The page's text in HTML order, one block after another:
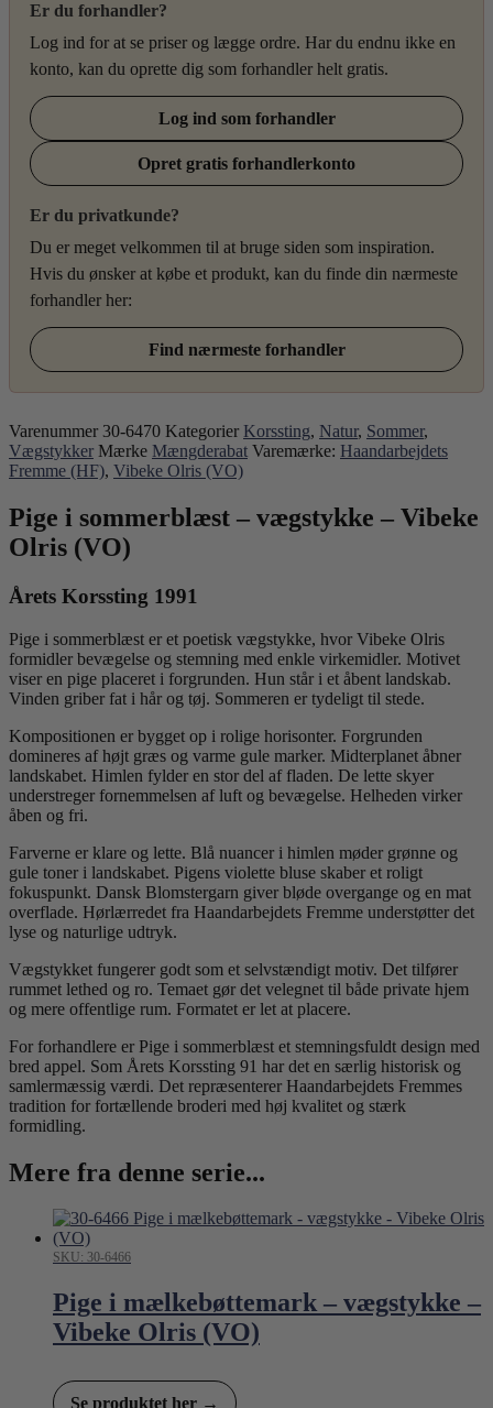
Er du forhandler?
Log ind for at se priser og lægge ordre. Har du endnu ikke en
konto, kan du oprette dig som forhandler helt gratis.
Log ind som forhandler
Opret gratis forhandlerkonto
Er du privatkunde?
Du er meget velkommen til at bruge siden som inspiration.
Hvis du ønsker at købe et produkt, kan du finde din nærmeste
forhandler her:
Find nærmeste forhandler
Varenummer 30-6470 Kategorier Korssting, Natur, Sommer,
Vægstykker Mærke Mængderabat Varemærke: Haandarbejdets
Fremme (HF), Vibeke Olris (VO)
Pige i sommerblæst – vægstykke – Vibeke
Olris (VO)
Årets Korssting 1991
Pige i sommerblæst er et poetisk vægstykke, hvor Vibeke Olris
formidler bevægelse og stemning med enkle virkemidler. Motivet
viser en pige placeret i forgrunden. Hun står i et åbent landskab.
Vinden griber fat i hår og tøj. Sommeren er tydeligt til stede.
Kompositionen er bygget op i rolige horisonter. Forgrunden
domineres af højt græs og varme gule marker. Midterplanet åbner
landskabet. Himlen fylder en stor del af fladen. De lette skyer
understreger fornemmelsen af luft og bevægelse. Helheden virker
åben og fri.
Farverne er klare og lette. Blå nuancer i himlen møder grønne og
gule toner i landskabet. Pigens violette bluse skaber et roligt
fokuspunkt. Dansk Blomstergarn giver bløde overgange og en mat
overflade. Hørlærredet fra Haandarbejdets Fremme understøtter det
lyse og naturlige udtryk.
Vægstykket fungerer godt som et selvstændigt motiv. Det tilfører
rummet lethed og ro. Temaet gør det velegnet til både private hjem
og mere offentlige rum. Formatet er let at placere.
For forhandlere er Pige i sommerblæst et stemningsfuldt design med
bred appel. Som Årets Korssting 91 har det en særlig historisk og
samlermæssig værdi. Det repræsenterer Haandarbejdets Fremmes
tradition for fortællende broderi med høj kvalitet og stærk
formidling.
Mere fra denne serie...
SKU: 30-6466
Pige i mælkebøttemark – vægstykke –
Vibeke Olris (VO)
Se produktet her →